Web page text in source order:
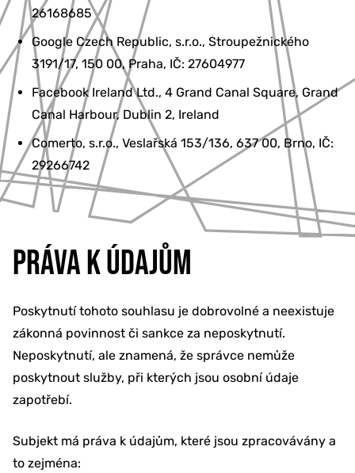
26168685
Google Czech Republic, s.r.o., Stroupežnického
3191/17, 150 00, Praha, IČ: 27604977
Facebook Ireland Ltd., 4 Grand Canal Square, Grand
Canal Harbour, Dublin 2, Ireland
Comerto, s.r.o., Veslařská 153/136, 637 00, Brno, IČ:
29266742
PRÁVA K ÚDAJŮM
Poskytnutí tohoto souhlasu je dobrovolné a neexistuje
zákonná povinnost či sankce za neposkytnutí.
Neposkytnutí, ale znamená, že správce nemůže
poskytnout služby, při kterých jsou osobní údaje
zapotřebí.
Subjekt má práva k údajům, které jsou zpracovávány a
to zejména: